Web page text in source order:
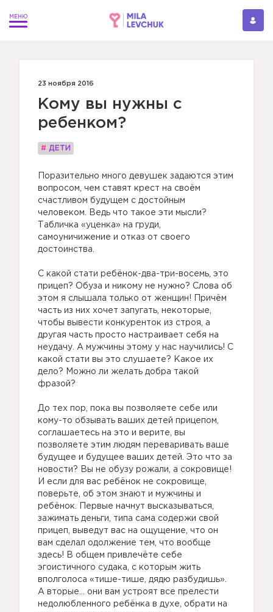
23 ноября 2016
Кому вы нужны с
ребенком?
# ДЕТИ
Поразительно много девушек задаются этим
вопросом, чем ставят крест на своём
счастливом будущем с достойным
человеком. Ведь что такое эти мысли?
Табличка «уценка» на груди,
самоуничижение и отказ от своего
достоинства.
С какой стати ребёнок-два-три-восемь, это
прицеп? Обуза и никому не нужно? Слова об
этом я слышала только от женщин! Причём
часть из них хочет запугать, некоторые,
чтобы вывести конкуренток из строя, а
другая часть просто настраивает себя на
неудачу. А мужчины этому у нас научились! С
какой стати вы это слушаете? Какое их
дело? Можно ли желать добра такой
фразой?
До тех пор, пока вы позволяете себе или
кому-то обзывать ваших детей прицепом,
соглашаетесь на это и верите, вы
позволяете этим людям переваривать ваше
будущее и будущее ваших детей. Это что за
новости? Вы не обузу рожали, а сокровище!
И если для вас ребёнок не сокровище,
поверьте, об этом знают и мужчины и
ребёнок. Первые начнут высказываться,
зажимать деньги, типа сама содержи свой
прицеп, выведут вас на ощущение, что он
вам сделал одолжение тем, что вообще
здесь! В общем привлечёте себе
эгоистичного судака, с которым жить
вполголоса «тише-тише, дядю разбудишь».
А вторые… они вам устроят все прелести
недолюбленного ребёнка в духе, обрати на